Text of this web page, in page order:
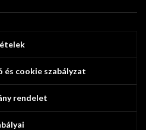
cookie szabályzat
rendelet